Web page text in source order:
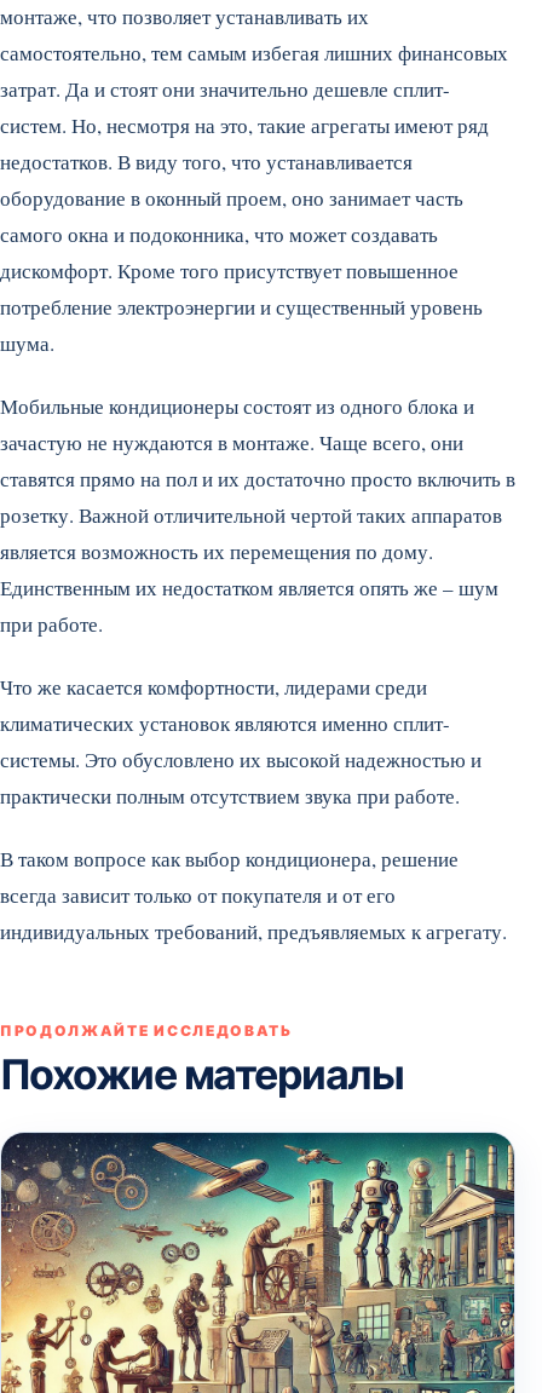
монтаже, что позволяет устанавливать их
самостоятельно, тем самым избегая лишних финансовых
затрат. Да и стоят они значительно дешевле сплит-
систем. Но, несмотря на это, такие агрегаты имеют ряд
недостатков. В виду того, что устанавливается
оборудование в оконный проем, оно занимает часть
самого окна и подоконника, что может создавать
дискомфорт. Кроме того присутствует повышенное
потребление электроэнергии и существенный уровень
шума.
Мобильные кондиционеры состоят из одного блока и
зачастую не нуждаются в монтаже. Чаще всего, они
ставятся прямо на пол и их достаточно просто включить в
розетку. Важной отличительной чертой таких аппаратов
является возможность их перемещения по дому.
Единственным их недостатком является опять же – шум
при работе.
Что же касается комфортности, лидерами среди
климатических установок являются именно сплит-
системы. Это обусловлено их высокой надежностью и
практически полным отсутствием звука при работе.
В таком вопросе как выбор кондиционера, решение
всегда зависит только от покупателя и от его
индивидуальных требований, предъявляемых к агрегату.
ПРОДОЛЖАЙТЕ ИССЛЕДОВАТЬ
Похожие материалы